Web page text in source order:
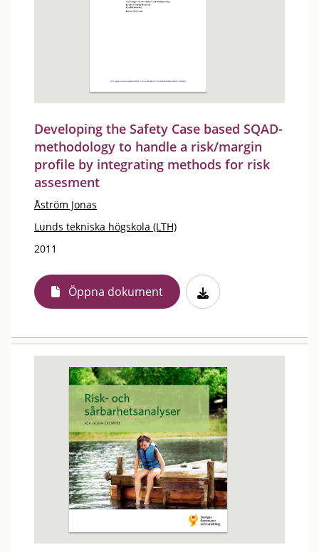
Developing the Safety Case based SQAD-
methodology to handle a risk/margin
profile by integrating methods for risk
assesment
Åström Jonas
Lunds tekniska högskola (LTH)
2011
Öppna dokument